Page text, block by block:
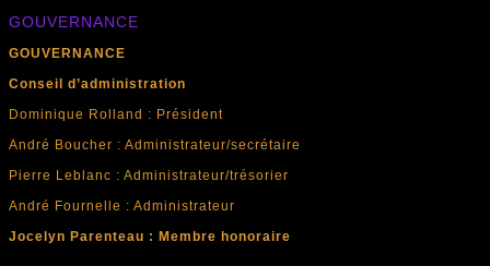
GOUVERNANCE
GOUVERNANCE
Conseil d’administration
Dominique Rolland : Président
André Boucher : Administrateur/secrétaire
Pierre Leblanc : Administrateur/trésorier
André Fournelle : Administrateur
Jocelyn Parenteau : Membre honoraire